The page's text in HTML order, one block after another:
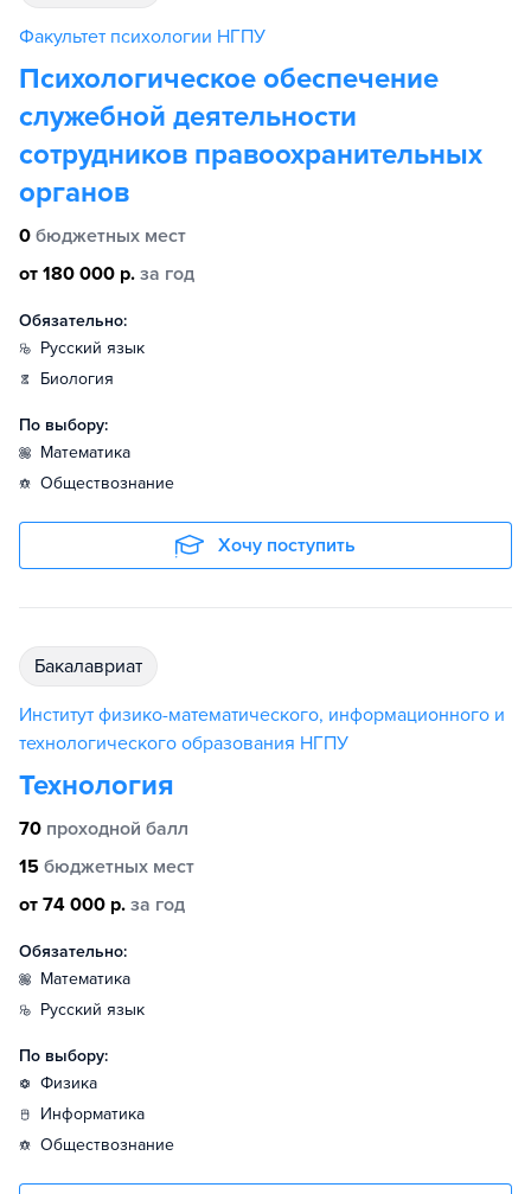
Факультет психологии НГПУ
Психологическое обеспечение
служебной деятельности
сотрудников правоохранительных
органов
0 бюджетных мест
от 180 000 р. за год
Обязательно:
русский язык
биология
По выбору:
математика
обществознание
Хочу поступить
бакалавриат
Институт физико-математического, информационного и
технологического образования НГПУ
Технология
70 проходной балл
15 бюджетных мест
от 74 000 р. за год
Обязательно:
математика
русский язык
По выбору:
физика
информатика
обществознание